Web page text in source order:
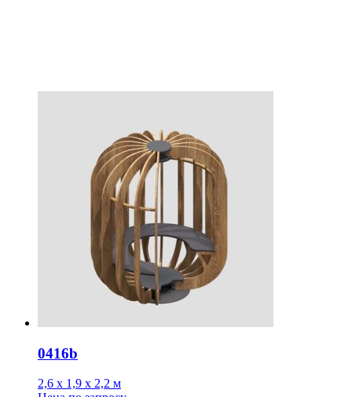
0416b
2,6 х 1,9 х 2,2 м